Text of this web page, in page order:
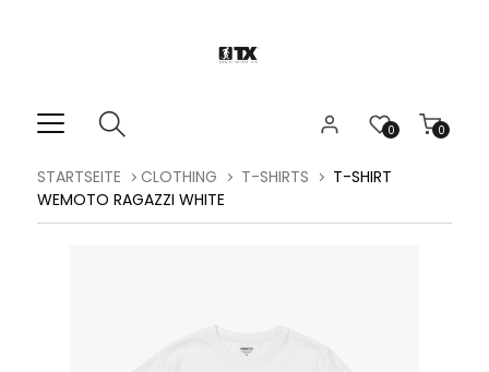
0
0
STARTSEITE CLOTHING T-SHIRTS
T-SHIRT
WEMOTO RAGAZZI WHITE